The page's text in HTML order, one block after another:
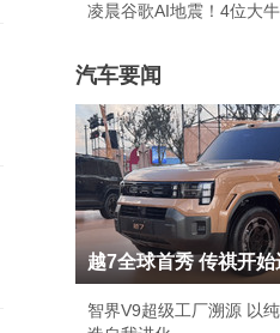
凌晨谷歌AI地震！4位大
汽车要闻
越7全球首秀 传祺开
智界V9超级工厂溯源 以